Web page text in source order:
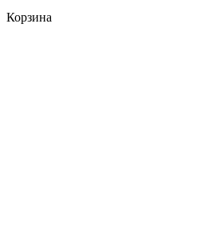
Корзина